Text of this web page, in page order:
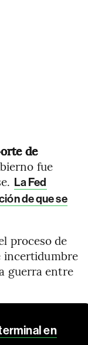
de
fue
La Fed
de que se
proceso de
incertidumbre
guerra entre
en